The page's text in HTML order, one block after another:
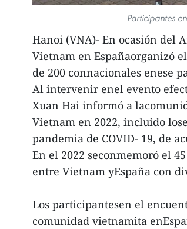
Participantes
Hanoi (VNA)- En ocasión del
Vietnam en Españaorganizó
de 200 connacionales enese
Al intervenir enel evento
Xuan Hai informó a
Vietnam en 2022, incluido
pandemia de COVID- 19, de
En el 2022 seconmemoró el
entre Vietnam yEspaña con
Los participantesen el
comunidad vietnamita